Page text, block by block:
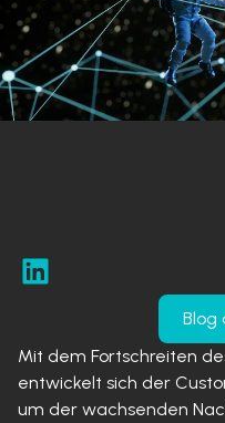
Blog
Mit dem Fortschreiten
entwickelt sich der
um der wachsenden